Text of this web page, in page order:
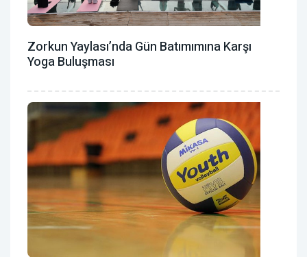
Zorkun Yaylası’nda Gün Batımımına Karşı
Yoga Buluşması